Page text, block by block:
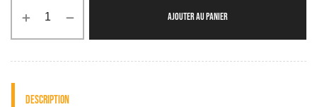
AJOUTER AU PANIER
Description